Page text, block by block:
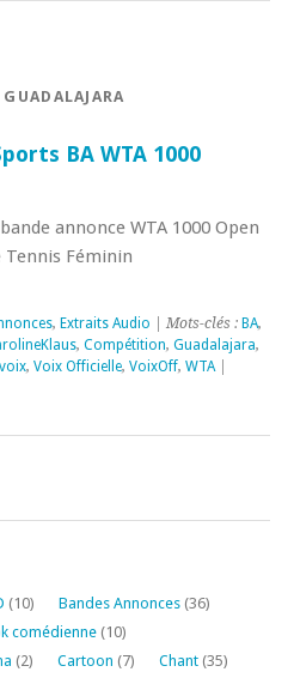
GUADALAJARA
BA WTA 1000
annonce WTA 1000 Open
Tennis Féminin
, Extraits Audio | Mots-clés : BA,
, Compétition, Guadalajara,
voix, Voix Officielle, VoixOff, WTA
(10) Bandes Annonces (36)
comédienne (10)
(2) Cartoon (7) Chant (35)